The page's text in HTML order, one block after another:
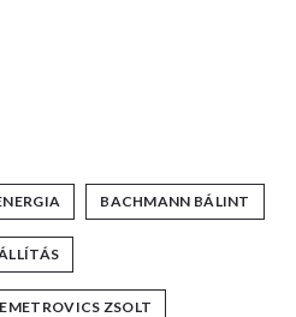
BACHMANN BÁLINT
ZSOLT